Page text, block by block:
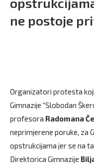
ne postoje
Organizatori protesta
Gimnazije “Slobodan
profesora Radomana
neprimjerene poruke, za
opstrukcijama jer se na
Direktorica Gimnazije